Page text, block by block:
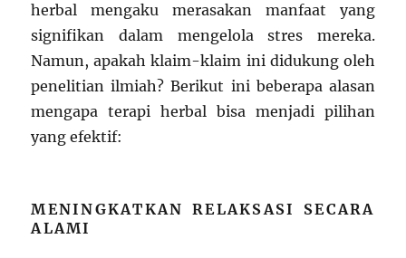
herbal mengaku merasakan manfaat yang
signifikan dalam mengelola stres mereka.
Namun, apakah klaim-klaim ini didukung oleh
penelitian ilmiah? Berikut ini beberapa alasan
mengapa terapi herbal bisa menjadi pilihan
yang efektif:
MENINGKATKAN RELAKSASI SECARA
ALAMI